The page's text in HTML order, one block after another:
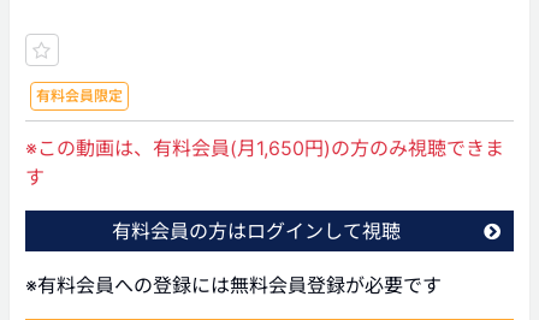
有料会員限定
※この動画は、有料会員(月1,650円)の方のみ視聴できま
す
有料会員の方はログインして視聴
※有料会員への登録には無料会員登録が必要です